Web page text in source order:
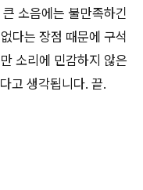
소음에는 불만족하긴
다는 장점 때문에 구석
소리에 민감하지 않은
고 생각됩니다. 끝.